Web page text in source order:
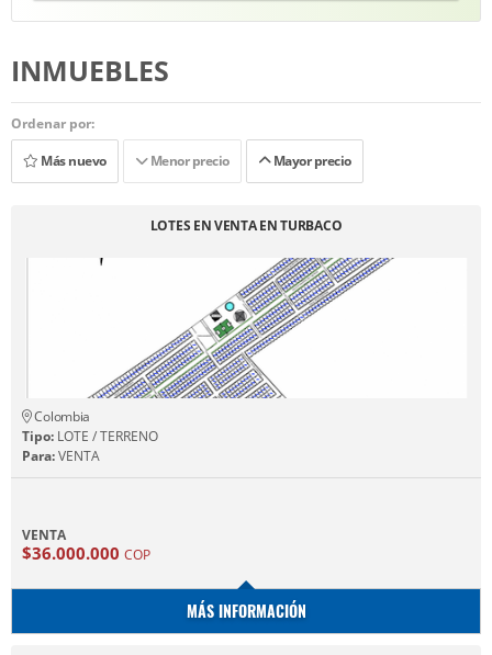
INMUEBLES
Ordenar por:
Más nuevo
Menor precio Mayor precio
LOTES EN VENTA EN TURBACO
Colombia
Tipo: LOTE / TERRENO
Para:VENTA
VENTA
$36.000.000 COP
MÁS INFORMACIÓN